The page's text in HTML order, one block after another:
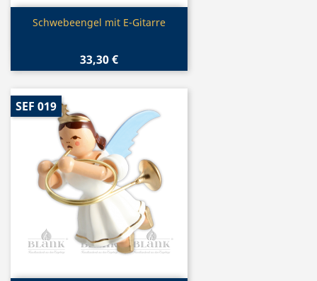
Vorschau
Schwebeengel mit E-Gitarre
33,30 €
SEF 019